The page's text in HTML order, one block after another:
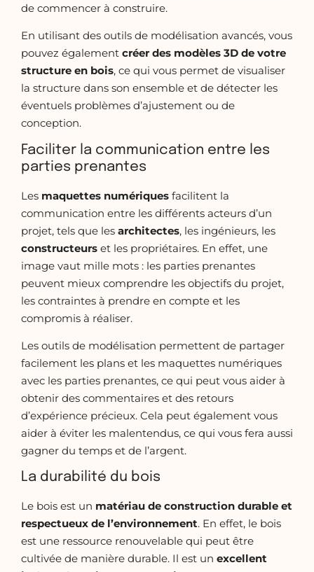
de commencer à construire.
En utilisant des outils de modélisation avancés, vous
pouvez également créer des modèles 3D de votre
structure en bois, ce qui vous permet de visualiser
la structure dans son ensemble et de détecter les
éventuels problèmes d’ajustement ou de
conception.
Faciliter la communication entre les
parties prenantes
Les maquettes numériques facilitent la
communication entre les différents acteurs d’un
projet, tels que les architectes, les ingénieurs, les
constructeurs et les propriétaires. En effet, une
image vaut mille mots : les parties prenantes
peuvent mieux comprendre les objectifs du projet,
les contraintes à prendre en compte et les
compromis à réaliser.
Les outils de modélisation permettent de partager
facilement les plans et les maquettes numériques
avec les parties prenantes, ce qui peut vous aider à
obtenir des commentaires et des retours
d’expérience précieux. Cela peut également vous
aider à éviter les malentendus, ce qui vous fera aussi
gagner du temps et de l’argent.
La durabilité du bois
Le bois est un matériau de construction durable et
respectueux de l’environnement. En effet, le bois
est une ressource renouvelable qui peut être
cultivée de manière durable. Il est un excellent